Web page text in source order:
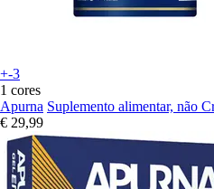
+-3
1 cores
Apurna Suplemento alimentar, não
€ 29,99